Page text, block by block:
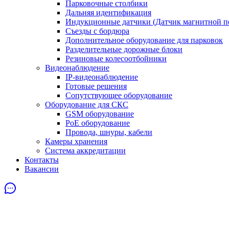
Парковочные столбики
Дальняя идентификация
Индукционные датчики (Датчик магнитной
Съезды с бордюра
Дополнительное оборудование для парковок
Разделительные дорожные блоки
Резиновые колесоотбойники
Видеонаблюдение
IP-видеонаблюдение
Готовые решения
Сопутствующее оборудование
Оборудование для СКС
GSM оборудование
PoE оборудование
Провода, шнуры, кабели
Камеры хранения
Система аккредитации
Контакты
Вакансии